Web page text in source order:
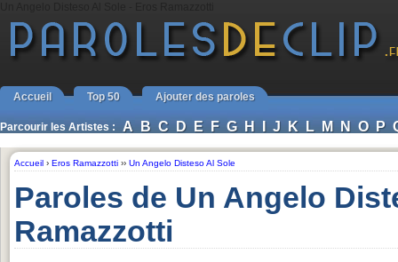
Accueil Top 50 Ajouter des paroles
Parcourir les Artistes : A B C D E F G H I J K L M N O P
Accueil › Eros Ramazzotti ›› Un Angelo Disteso Al Sole
Paroles de Un Angelo
Ramazzotti